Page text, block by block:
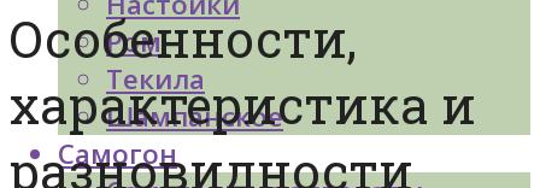
Ром
Текила
Шампанское
Самогон
Особенности,
характеристика и
разновидности